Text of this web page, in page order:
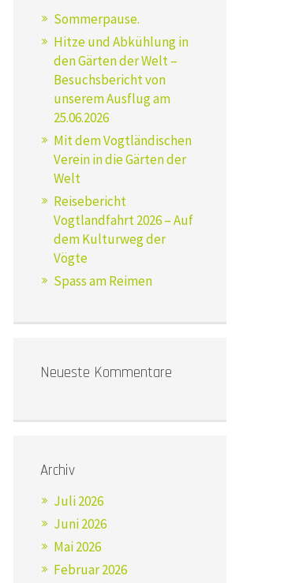
am
Sommerpause.
Hitze und Abkühlung in
den Gärten der Welt –
Besuchsbericht von
unserem Ausflug am
25.06.2026
Mit dem Vogtländischen
Verein in die Gärten der
Welt
Reisebericht
Vogtlandfahrt 2026 – Auf
dem Kulturweg der
Vögte
Spass am Reimen
Neueste Kommentare
Archiv
Juli 2026
Juni 2026
Mai 2026
Februar 2026